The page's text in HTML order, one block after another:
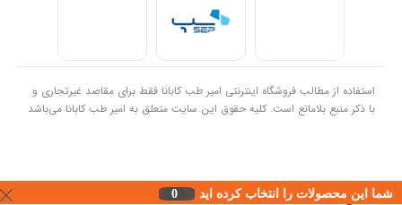
استفاده از مطالب فروشگاه اینترنتی امیر طب کابانا فقط برای مقاصد غیرتجاری و
با ذکر منبع بلامانع است. کلیه حقوق این سایت متعلق به امیر طب کابانا می‌باشد
شما این محصولات را انتخاب کرده اید 0